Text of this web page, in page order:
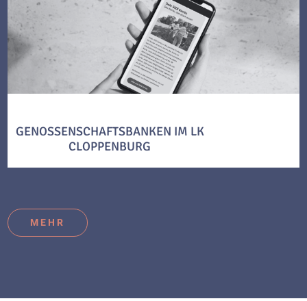
GENOSSENSCHAFTSBANKEN IM LK
CLOPPENBURG
MEHR